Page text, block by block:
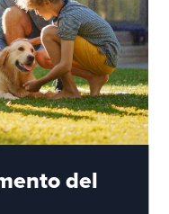
del